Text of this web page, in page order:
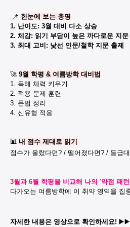
📌 한눈에 보는 총평
1. 난이도: 3월 대비 다소 상승
2. 체감: 읽기 부담이 높은 까다로운 지문
3. 최대 고비: 낯선 인문/철학 지문 출제
🚀 9월 학평 & 여름방학 대비법
1. 독해 체력 키우기
2. 적용 문제 훈련
3. 문법 정리
4. 신유형 적응
📊 내 점수 제대로 읽기
점수가 올랐다면? / 떨어졌다면? / 등급
3월과 6월 학평을 비교해 나의 '약점 패
다가오는 여름방학에 이 취약 영역을
자세한 내용은 영상으로 확인하세요! ▶️▶️